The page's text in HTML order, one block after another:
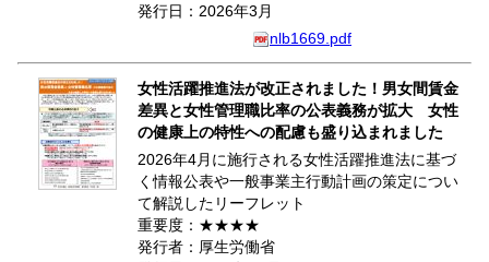
発行日：2026年3月
nlb1669.pdf
女性活躍推進法が改正されました！男女間賃金
差異と女性管理職比率の公表義務が拡大 女性
の健康上の特性への配慮も盛り込まれました
2026年4月に施行される女性活躍推進法に基づ
く情報公表や一般事業主行動計画の策定につい
て解説したリーフレット
重要度：★★★★
発行者：厚生労働省